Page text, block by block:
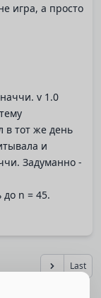
игра, а просто
v 1.0
в тот же день
и
Задуманно -
n = 45.
Last